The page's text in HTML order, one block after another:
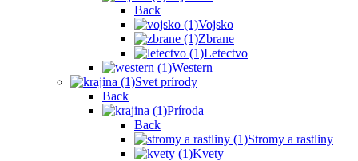
Back
Vojsko
Zbrane
Letectvo
Western
Svet prírody
Back
Príroda
Back
Stromy a rastliny
Kvety